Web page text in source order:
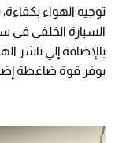
توجيه الهواء
السيارة الخلفي في
يوفر قوة ضاغطة